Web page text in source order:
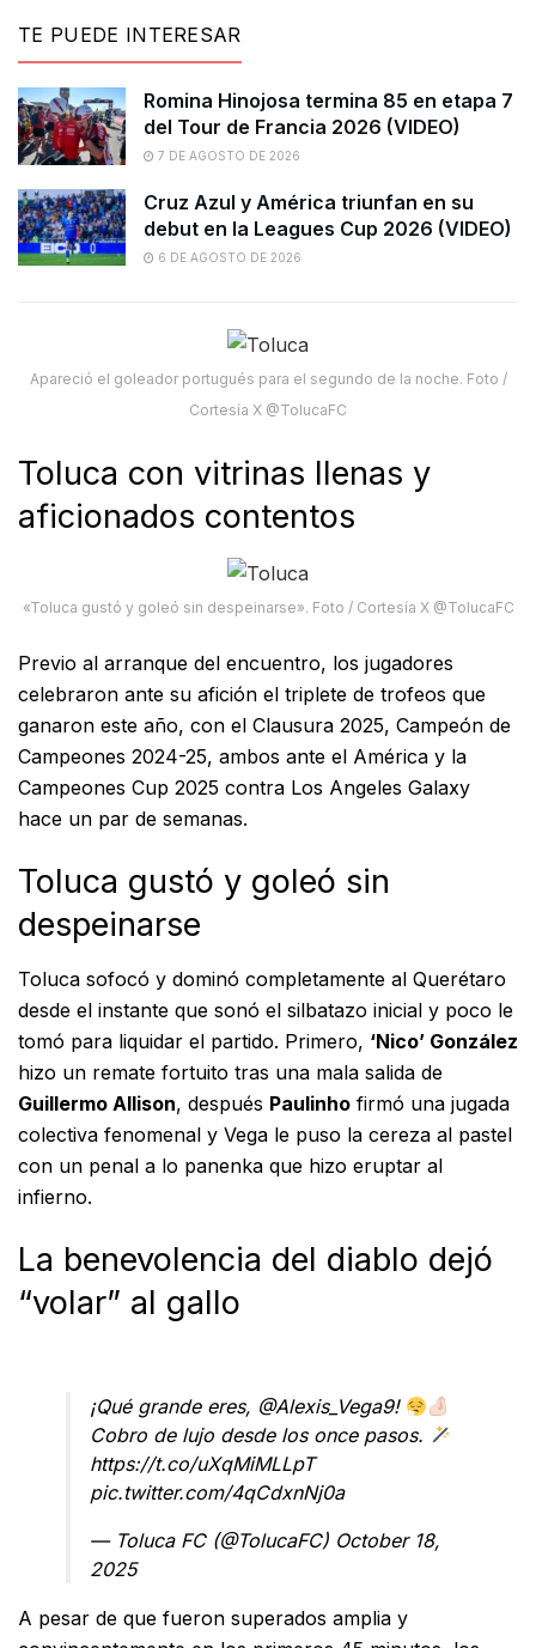
TE PUEDE INTERESAR
Romina Hinojosa termina 85 en etapa 7
del Tour de Francia 2026 (VIDEO)
7 DE AGOSTO DE 2026
Cruz Azul y América triunfan en su
debut en la Leagues Cup 2026 (VIDEO)
6 DE AGOSTO DE 2026
Apareció el goleador portugués para el segundo de la noche. Foto /
Cortesía X @TolucaFC
Toluca con vitrinas llenas y
aficionados contentos
«Toluca gustó y goleó sin despeinarse». Foto / Cortesía X @TolucaFC
Previo al arranque del encuentro, los jugadores
celebraron ante su afición el triplete de trofeos que
ganaron este año, con el Clausura 2025, Campeón de
Campeones 2024-25, ambos ante el América y la
Campeones Cup 2025 contra Los Angeles Galaxy
hace un par de semanas.
Toluca gustó y goleó sin
despeinarse
Toluca sofocó y dominó completamente al Querétaro
desde el instante que sonó el silbatazo inicial y poco le
tomó para liquidar el partido. Primero, ‘Nico’ González
hizo un remate fortuito tras una mala salida de
Guillermo Allison, después Paulinho firmó una jugada
colectiva fenomenal y Vega le puso la cereza al pastel
con un penal a lo panenka que hizo eruptar al
infierno.
La benevolencia del diablo dejó
“volar” al gallo
¡Qué grande eres, @Alexis_Vega9!
Cobro de lujo desde los once pasos.
https://t.co/uXqMiMLLpT
pic.twitter.com/4qCdxnNj0a
— Toluca FC (@TolucaFC) October 18,
2025
A pesar de que fueron superados amplia y